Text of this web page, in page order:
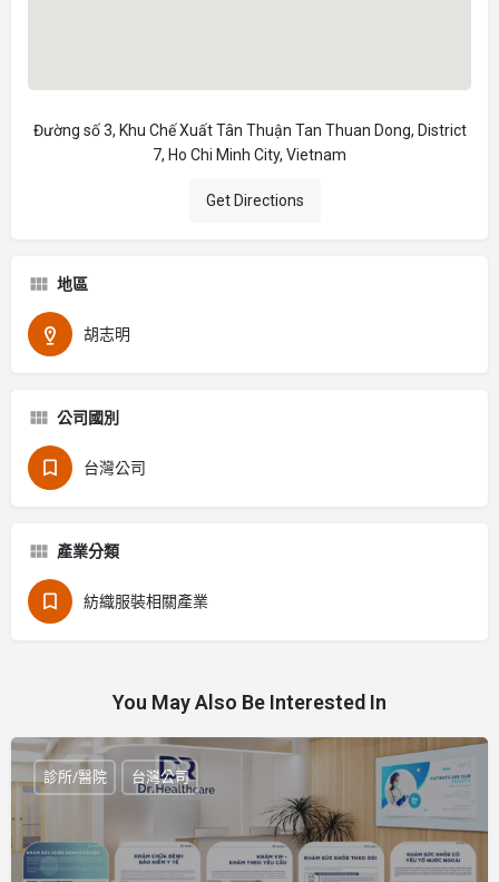
Đường số 3, Khu Chế Xuất Tân Thuận Tan Thuan Dong, District
7, Ho Chi Minh City, Vietnam
Get Directions
地區
胡志明
公司國別
台灣公司
產業分類
紡織服裝相關產業
You May Also Be Interested In
診所/醫院 台灣公司